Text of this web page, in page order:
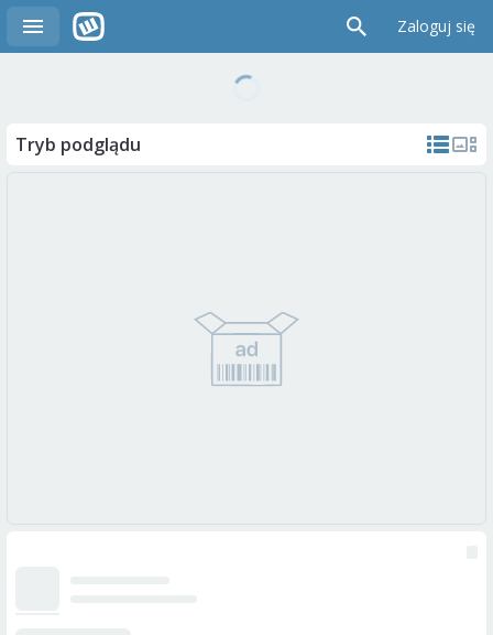
Zaloguj się
Tryb podglądu